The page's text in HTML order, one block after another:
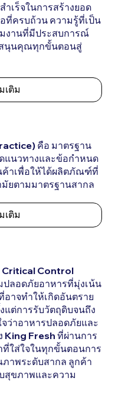
เร็จในการสร้างยอด
ที่ครบถ้วน ความรู้ที่เป็น
งานที่มีประสบการณ์
สนุนคุณทุกขั้นตอนสู่
เติม
คือ มาตรฐาน
แนวทางและข้อกำหนด
ค้าเพื่อให้ได้ผลิตภัณฑ์ที่
ยตามมาตรฐานสากล
เติม
Critical Control
ปลอดภัยอาหารที่มุ่งเน้น
าจทำให้เกิดอันตราย
ต่การรับวัตถุดิบจนถึง
ว่าอาหารปลอดภัยและ
King Fresh ที่ผ่านการ
ที่ใส่ใจในทุกขั้นตอนการ
าพระดับสากล ลูกค้า
สุขภาพและความ